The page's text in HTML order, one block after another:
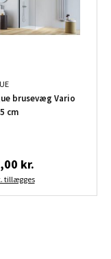
brusevæg Vario
cm
kr.
tillægges